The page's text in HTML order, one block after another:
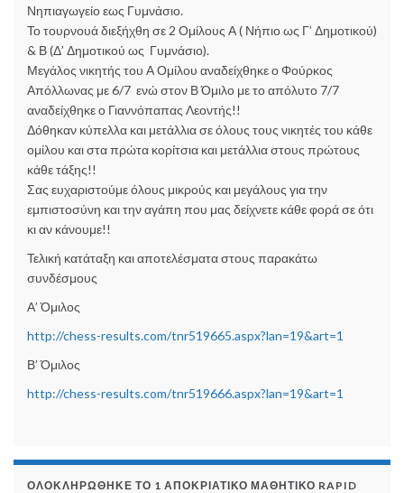
Νηπιαγωγείο εως Γυμνάσιο.
Το τουρνουά διεξήχθη σε 2 Ομίλους Α ( Νήπιο ως Γ’ Δημοτικού)
& Β (Δ’ Δημοτικού ως Γυμνάσιο).
Μεγάλος νικητής του Α Ομίλου αναδείχθηκε ο Φούρκος
Απόλλωνας με 6/7 ενώ στον Β Όμιλο με το απόλυτο 7/7
αναδείχθηκε ο Γιαννόπαπας Λεοντής!!
Δόθηκαν κύπελλα και μετάλλια σε όλους τους νικητές του κάθε
ομίλου και στα πρώτα κορίτσια και μετάλλια στους πρώτους
κάθε τάξης!!
Σας ευχαριστούμε όλους μικρούς και μεγάλους για την
εμπιστοσύνη και την αγάπη που μας δείχνετε κάθε φορά σε ότι
κι αν κάνουμε!!
Τελική κατάταξη και αποτελέσματα στους παρακάτω
συνδέσμους
Α’ Όμιλος
http://chess-results.com/tnr519665.aspx?lan=19&art=1
Β’ Όμιλος
http://chess-results.com/tnr519666.aspx?lan=19&art=1
ΟΛΟΚΛΗΡΏΘΗΚΕ ΤΟ 1 ΑΠΟΚΡΙΆΤΙΚΟ ΜΑΘΗΤΙΚΌ RAPID